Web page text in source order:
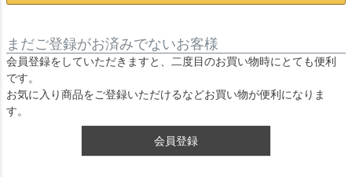
まだご登録がお済みでないお客様
会員登録をしていただきますと、二度目のお買い物時にとても便利
です。
お気に入り商品をご登録いただけるなどお買い物が便利になりま
す。
会員登録